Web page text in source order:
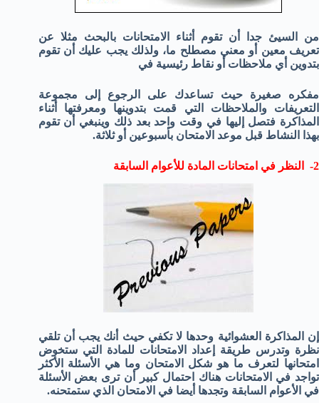
من السيئ جدا أن تقوم أثناء الامتحانات بالبحث مثلا عن
تعريف معين أو معني مصطلح ما، ولذلك يجب عليك أن تقوم
بتدوين أي ملاحظات أو نقاط رئيسية في
مفكره صغيرة حيث تساعدك على الرجوع إلى مجموعة
التعريفات والملاحظات التي قمت بتدوينها ومعرفتها أثناء
المذاكرة فتصل إليها في وقت واحد بعد ذلك وينبغي أن تقوم
بهذا النشاط قبل موعد الامتحان بأسبوعين أو ثلاثة.
2- النظر في امتحانات المادة للأعوام السابقة
إن المذاكرة العشوائية وحدها لا تكفي حيث أنك يجب أن تلقي
نظرة وتدرس طريقة إعداد الامتحانات للمادة التي ستخوض
امتحانها لتعرف ما هو شكل الامتحان وما هي الأسئلة الأكثر
تواجد في الامتحانات هناك احتمال كبير أن ترى بعض الأسئلة
في الأعوام السابقة وتجدها أيضا في الامتحان الذي ستمتحنه.